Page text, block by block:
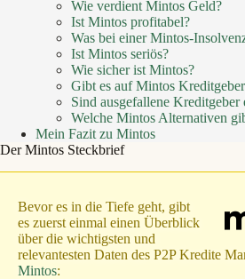
Wie verdient Mintos Geld?
Ist Mintos profitabel?
Was bei einer Mintos-
Ist Mintos seriös?
Wie sicher ist Mintos?
Gibt es auf Mintos
Sind ausgefallene Kreditgeber
Welche Mintos Alternativen
Mein Fazit zu Mintos
Der Mintos Steckbrief
Bevores in die Tiefe geht, gibt
es zuerst einmal einen Überblick
über die wichtigsten und
relevantesten Daten des P2P Kredite
Mintos: